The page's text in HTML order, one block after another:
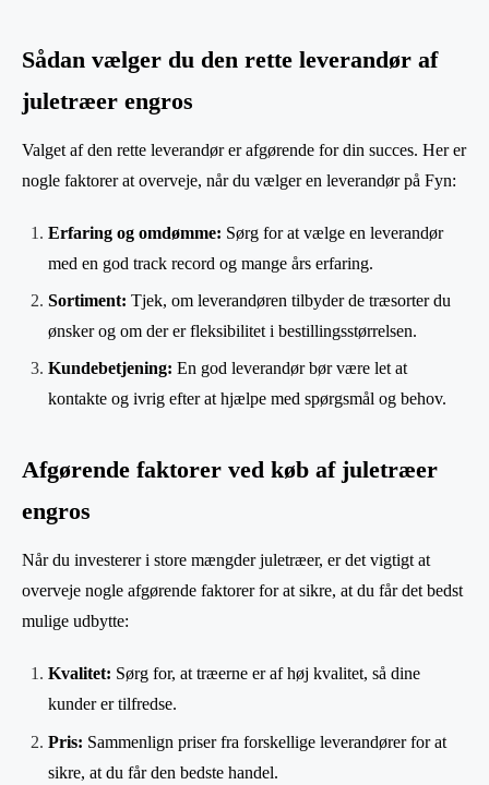
Sådan vælger du den rette leverandør af
juletræer engros
Valget af den rette leverandør er afgørende for din succes. Her er
nogle faktorer at overveje, når du vælger en leverandør på Fyn:
Erfaring og omdømme: Sørg for at vælge en leverandør
med en god track record og mange års erfaring.
Sortiment: Tjek, om leverandøren tilbyder de træsorter du
ønsker og om der er fleksibilitet i bestillingsstørrelsen.
Kundebetjening: En god leverandør bør være let at
kontakte og ivrig efter at hjælpe med spørgsmål og behov.
Afgørende faktorer ved køb af juletræer
engros
Når du investerer i store mængder juletræer, er det vigtigt at
overveje nogle afgørende faktorer for at sikre, at du får det bedst
mulige udbytte:
Kvalitet: Sørg for, at træerne er af høj kvalitet, så dine
kunder er tilfredse.
Pris: Sammenlign priser fra forskellige leverandører for at
sikre, at du får den bedste handel.